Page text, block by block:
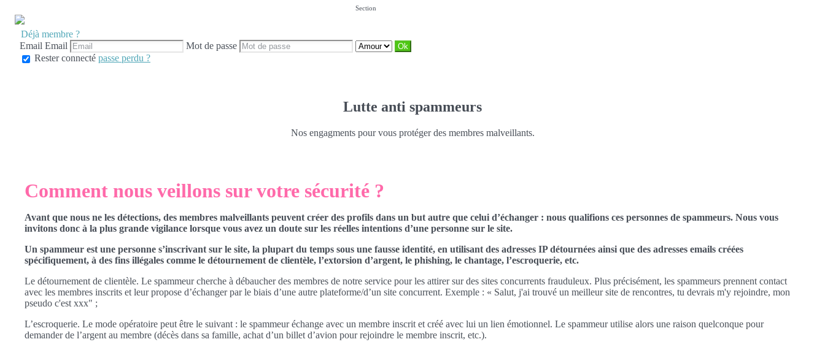
Déjà membre ?
Email Email Mot de passe
Section
Rester connecté passe perdu ?
Lutte anti spammeurs
Nos engagments pour vous protéger des membres malveillants.
Comment nous veillons sur votre sécurité ?
Avant que nous ne les détections, des membres malveillants peuvent créer des profils dans un but autre que celui d’échanger : nous qualifions ces personnes de spammeurs. Nous vous
invitons donc à la plus grande vigilance lorsque vous avez un doute sur les réelles intentions d’une personne sur le site.
Un spammeur est une personne s’inscrivant sur le site, la plupart du temps sous une fausse identité, en utilisant des adresses IP détournées ainsi que des adresses emails créées
spécifiquement, à des fins illégales comme le détournement de clientèle, l’extorsion d’argent, le phishing, le chantage, l’escroquerie, etc.
Le détournement de clientèle. Le spammeur cherche à débaucher des membres de notre service pour les attirer sur des sites concurrents frauduleux. Plus précisément, les spammeurs prennent contact
avec les membres inscrits et leur propose d’échanger par le biais d’une autre plateforme/d’un site concurrent. Exemple : « Salut, j'ai trouvé un meilleur site de rencontres, tu devrais m'y rejoindre, mon
pseudo c'est xxx" ;
L’escroquerie. Le mode opératoire peut être le suivant : le spammeur échange avec un membre inscrit et créé avec lui un lien émotionnel. Le spammeur utilise alors une raison quelconque pour
demander de l’argent au membre (décès dans sa famille, achat d’un billet d’avion pour rejoindre le membre inscrit, etc.).